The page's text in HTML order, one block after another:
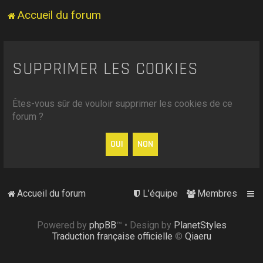
Accueil du forum
SUPPRIMER LES COOKIES
Êtes-vous sûr de vouloir supprimer les cookies de ce
forum ?
Accueil du forum Membres
L’équipe
Powered by phpBB™ • Design by PlanetStyles
Traduction française officielle © Qiaeru